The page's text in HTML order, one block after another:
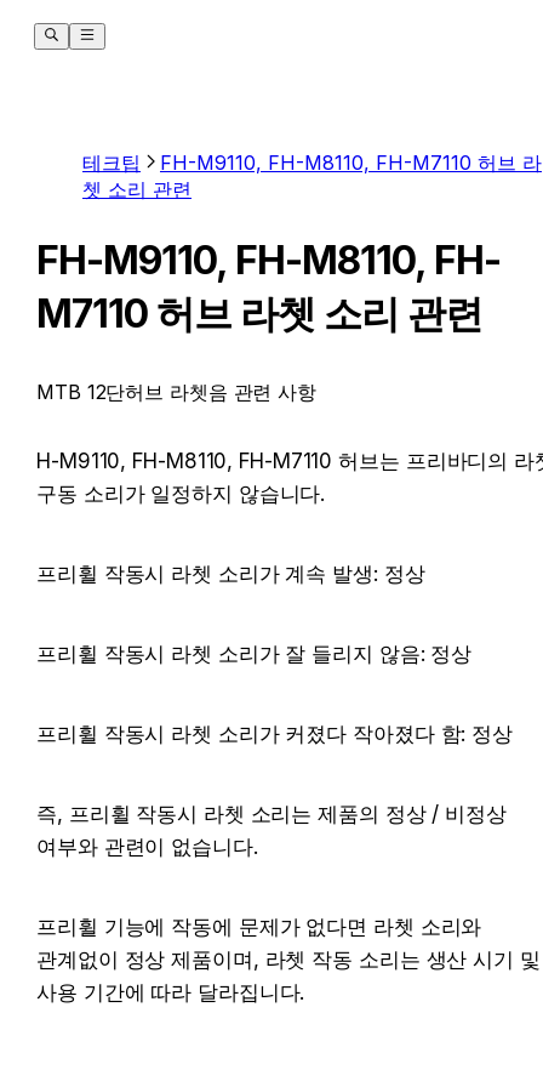
테크팁
FH-M9110, FH-M8110, FH-M7110 허브 라
쳇 소리 관련
FH-M9110, FH-M8110, FH-
M7110 허브 라쳇 소리 관련
MTB 12단허브 라쳇음 관련 사항
H-M9110, FH-M8110, FH-M7110 허브는 프리바디의 라
구동 소리가 일정하지 않습니다.
프리휠 작동시 라쳇 소리가 계속 발생: 정상
프리휠 작동시 라쳇 소리가 잘 들리지 않음: 정상
프리휠 작동시 라쳇 소리가 커졌다 작아졌다 함: 정상
즉, 프리휠 작동시 라쳇 소리는 제품의 정상 / 비정상
여부와 관련이 없습니다.
프리휠 기능에 작동에 문제가 없다면 라쳇 소리와
관계없이 정상 제품이며, 라쳇 작동 소리는 생산 시기 및
사용 기간에 따라 달라집니다.